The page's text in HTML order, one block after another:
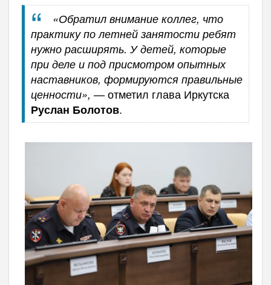
«Обратил внимание коллег, что
практику по летней занятости ребят
нужно расширять. У детей, которые
при деле и под присмотром опытных
наставников, формируются правильные
ценности», — отметил глава Иркутска
Руслан Болотов.